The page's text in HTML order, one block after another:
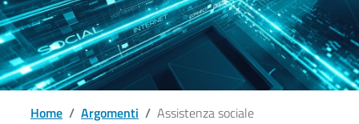
Home / Argomenti / Assistenza sociale